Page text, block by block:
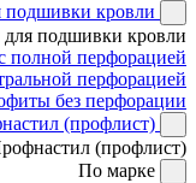
подшивки кровли
подшивки кровли
полной перфорацией
перфорацией
без перфорации
(профлист)
(профлист)
По марке